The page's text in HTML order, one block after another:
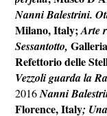
Nanni Balestrini.
Milano, Italy;Arte
Sessantotto,
Refettorio delle
Vezzoli guarda la
2016Nanni
Florence, Italy;